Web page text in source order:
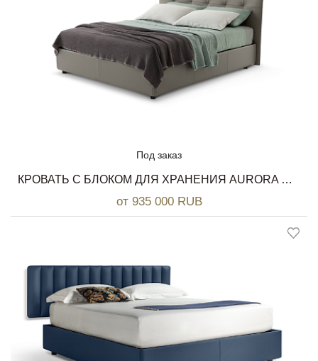
Под заказ
КРОВАТЬ C БЛОКОМ ДЛЯ ХРАНЕНИЯ AURORA DUE POLTRONA FRAU
от 935 000 RUB